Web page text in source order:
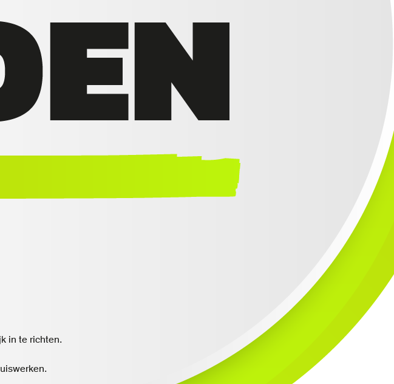
klachten is de
op kantoor of thuis
nog eens rustig
in te richten.